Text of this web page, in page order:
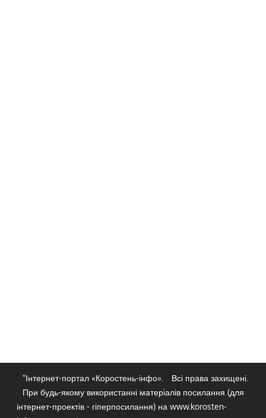
"Інтернет-портал «Коростень-інфо».
Всі права захищені.
При будь-якому використанні матеріалів посилання (для
інтернет-проектів - гіперпосилання) на www.korosten-